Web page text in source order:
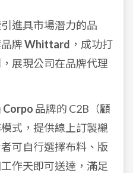
引進具市場潛力的品
牌Whittard ，成功打
展現公司在品牌代理
Corpo 品牌的 C2B（顧
式，提供線上訂製襯
可自行選擇布料、版
作天即可送達，滿足